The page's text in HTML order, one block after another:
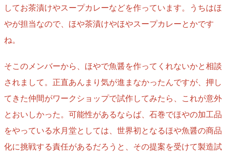
してお茶漬けやスープカレーなどを作っています。うちはほ
やが担当なので、ほや茶漬けやほやスープカレーとかです
ね。
そこのメンバーから、ほやで魚醤を作ってくれないかと相談
されまして。正直あんまり気が進まなかったんですが、押し
てきた仲間がワークショップで試作してみたら、これが意外
とおいしかった。可能性があるならば、石巻でほやの加工品
をやっている水月堂としては、世界初となるほや魚醤の商品
化に挑戦する責任があるだろうと、その提案を受けて製造試